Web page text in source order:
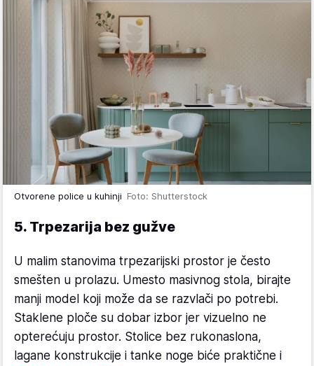
Otvorene police u kuhinji Foto: Shutterstock
5. Trpezarija bez gužve
U malim stanovima trpezarijski prostor je često
smešten u prolazu. Umesto masivnog stola, birajte
manji model koji može da se razvlači po potrebi.
Staklene ploče su dobar izbor jer vizuelno ne
opterećuju prostor. Stolice bez rukonaslona,
lagane konstrukcije i tanke noge biće praktične i